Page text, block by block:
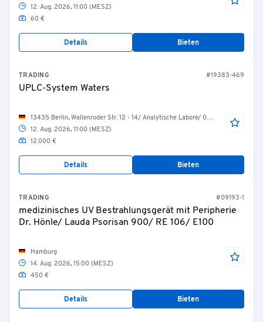
12. Aug. 2026, 11:00 (MESZ)
60 €
Details Bieten
TRADING #19383-469
UPLC-System Waters
13435 Berlin, Wallenroder Str. 12 - 14/ Analytische Labore/ 06.10.09 Entwicklungslabor
12. Aug. 2026, 11:00 (MESZ)
12.000 €
Details Bieten
TRADING #09193-1
medizinisches UV Bestrahlungsgerät mit Peripherie
Dr. Hönle/ Lauda Psorisan 900/ RE 106/ E100
Hamburg
14. Aug. 2026, 15:00 (MESZ)
450 €
Details Bieten